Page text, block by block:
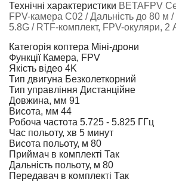
Технічні характеристики BETAFPV
FPV-камера C02 / Дальність до 80 м /
5.8G / RTF-комплект, FPV-окуляри, 2
Категорія коптера Міні-дрони
Функції Камера, FPV
Якість відео 4K
Тип двигуна Безколеткорний
Тип управління Дистанційне
Довжина, мм 91
Висота, мм 44
Робоча частота 5.725 - 5.825 ГГц
Час польоту, хв 5 минут
Висота польоту, м 80
Приймач в комплекті Так
Дальність польоту, м 80
Передавач в комплекті Так